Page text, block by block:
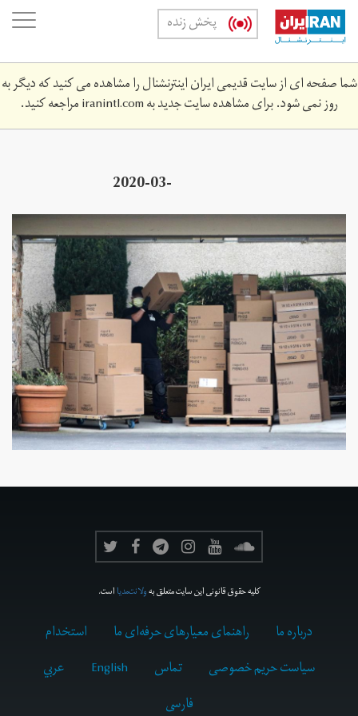
Skip
main
content
پخش زنده
شما صفحه ای از سایت قدیمی ایران اینترنشنال را مشاهده می کنید که دیگر به
روز نمی شود. برای مشاهده سایت جدید بهiranintl.comمراجعه کنید.
2020-03-
coronavirus-usa.jpg
کلیه حقوق قانونی این سایت متعلق بهولانت‌مدیااست.
درباره ما راهنمای معیارهای حرفه‌ای ما
استخدام
سیاست حریم خصوصی
تماس English
عربي
فارسى